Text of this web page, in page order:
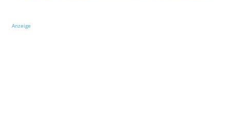
Anzeige